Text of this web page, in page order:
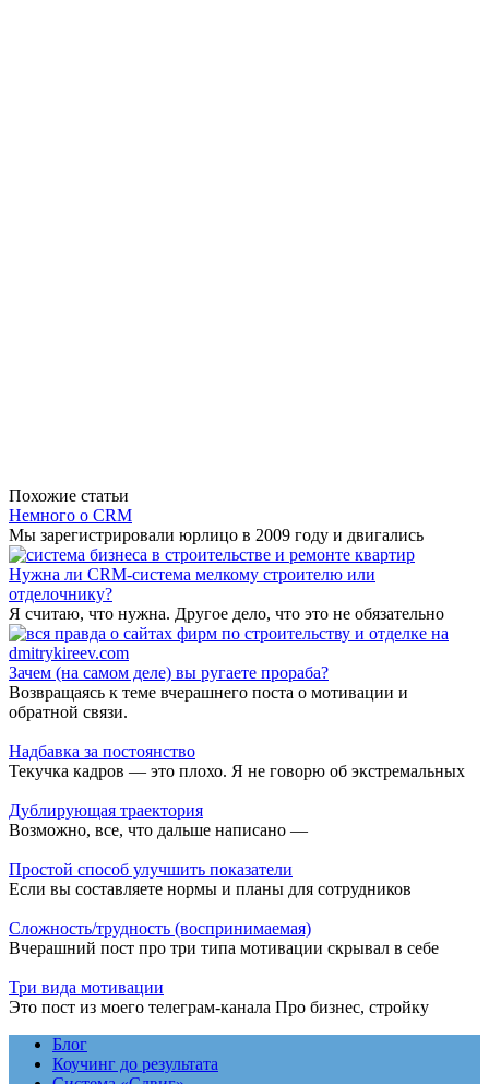
Похожие статьи
Немного о CRM
Мы зарегистрировали юрлицо в 2009 году и двигались
Нужна ли CRM-система мелкому строителю или
отделочнику?
Я считаю, что нужна. Другое дело, что это не обязательно
Зачем (на самом деле) вы ругаете прораба?
Возвращаясь к теме вчерашнего поста о мотивации и
обратной связи.
Надбавка за постоянство
Текучка кадров — это плохо. Я не говорю об экстремальных
Дублирующая траектория
Возможно, все, что дальше написано —
Простой способ улучшить показатели
Если вы составляете нормы и планы для сотрудников
Сложность/трудность (воспринимаемая)
Вчерашний пост про три типа мотивации скрывал в себе
Три вида мотивации
Это пост из моего телеграм-канала Про бизнес, стройку
Блог
Коучинг до результата